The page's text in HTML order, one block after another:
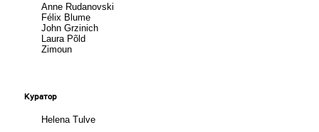
Anne Rudanovski
Félix Blume
John Grzinich
Laura Põld
Zimoun
Куратор
Helena Tulve